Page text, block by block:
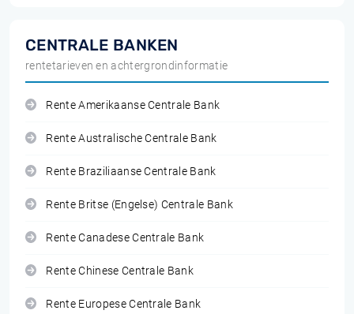
CENTRALE BANKEN
rentetarieven en achtergrondinformatie
Rente Amerikaanse Centrale Bank
Rente Australische Centrale Bank
Rente Braziliaanse Centrale Bank
Rente Britse (Engelse) Centrale Bank
Rente Canadese Centrale Bank
Rente Chinese Centrale Bank
Rente Europese Centrale Bank